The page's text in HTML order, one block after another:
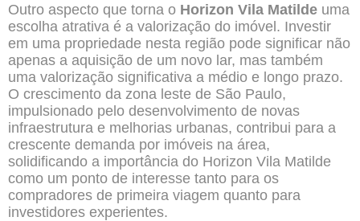
Outro aspecto que torna o Horizon Vila Matilde uma
escolha atrativa é a valorização do imóvel. Investir
em uma propriedade nesta região pode significar não
apenas a aquisição de um novo lar, mas também
uma valorização significativa a médio e longo prazo.
O crescimento da zona leste de São Paulo,
impulsionado pelo desenvolvimento de novas
infraestrutura e melhorias urbanas, contribui para a
crescente demanda por imóveis na área,
solidificando a importância do Horizon Vila Matilde
como um ponto de interesse tanto para os
compradores de primeira viagem quanto para
investidores experientes.